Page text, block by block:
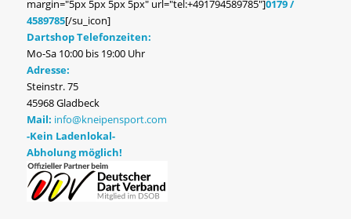
margin="5px 5px 5px 5px" url="tel:+491794589785"]0179 /
4589785[/su_icon]
Dartshop Telefonzeiten:
Mo-Sa 10:00 bis 19:00 Uhr
Adresse:
Steinstr. 75
45968 Gladbeck
Mail: info@kneipensport.com
-Kein Ladenlokal-
Abholung möglich!